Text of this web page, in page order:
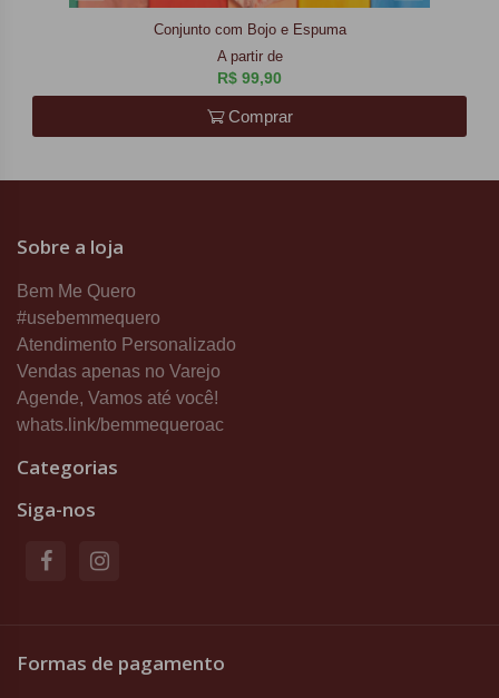
Conjunto com Bojo e Espuma
A partir de
R$ 99,90
Comprar
Sobre a loja
Bem Me Quero
#usebemmequero
Atendimento Personalizado
Vendas apenas no Varejo
Agende, Vamos até você!
whats.link/bemmequeroac
Categorias
Siga-nos
Formas de pagamento